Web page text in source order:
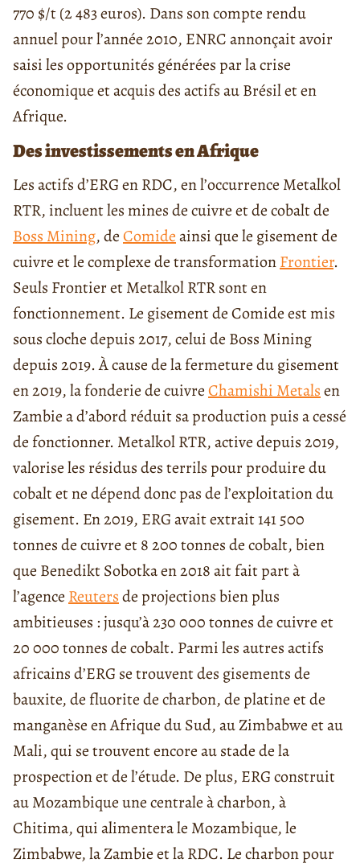
770 $/t (2 483 euros). Dans son compte rendu
annuel pour l’année 2010, ENRC annonçait avoir
saisi les opportunités générées par la crise
économique et acquis des actifs au Brésil et en
Afrique.
Des investissements en Afrique
Les actifs d’ERG en RDC, en l’occurrence Metalkol
RTR, incluent les mines de cuivre et de cobalt de
Boss Mining, deComideainsi que le gisement de
cuivre et le complexe de transformationFrontier.
Seuls Frontier et Metalkol RTR sont en
fonctionnement. Le gisement de Comide est mis
sous cloche depuis 2017, celui de Boss Mining
depuis 2019. À cause de la fermeture du gisement
en 2019, la fonderie de cuivreChamishi Metalsen
Zambie a d’abord réduit sa production puis a cessé
de fonctionner. Metalkol RTR, active depuis 2019,
valorise les résidus des terrils pour produire du
cobalt et ne dépend donc pas de l’exploitation du
gisement. En 2019, ERG avait extrait 141 500
tonnes de cuivre et 8 200 tonnes de cobalt, bien
que Benedikt Sobotka en 2018 ait fait part à
l’agence Reutersde projections bien plus
ambitieuses : jusqu’à 230 000 tonnes de cuivre et
20 000 tonnes de cobalt. Parmi les autres actifs
africains d’ERG se trouvent des gisements de
bauxite, de fluorite de charbon, de platine et de
manganèse en Afrique du Sud, au Zimbabwe et au
Mali, qui se trouvent encore au stade de la
prospection et de l’étude. De plus, ERG construit
au Mozambique une centrale à charbon, à
Chitima, qui alimentera le Mozambique, le
Zimbabwe, la Zambie et la RDC. Le charbon pour